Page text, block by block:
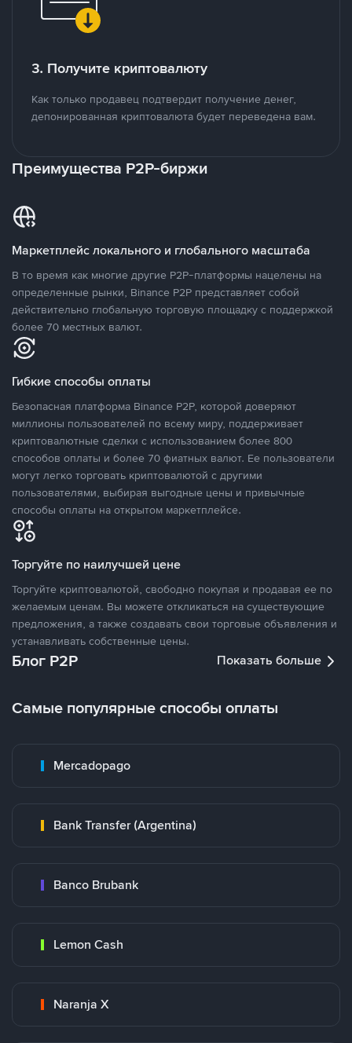
3. Получите криптовалюту
Как только продавец подтвердит получение денег,
депонированная криптовалюта будет переведена вам.
Преимущества P2P-биржи
Маркетплейс локального и глобального масштаба
В то время как многие другие P2P-платформы нацелены на
определенные рынки, Binance P2P представляет собой
действительно глобальную торговую площадку с поддержкой
более 70 местных валют.
Гибкие способы оплаты
Безопасная платформа Binance P2P, которой доверяют
миллионы пользователей по всему миру, поддерживает
криптовалютные сделки с использованием более 800
способов оплаты и более 70 фиатных валют. Ее пользователи
могут легко торговать криптовалютой с другими
пользователями, выбирая выгодные цены и привычные
способы оплаты на открытом маркетплейсе.
Торгуйте по наилучшей цене
Торгуйте криптовалютой, свободно покупая и продавая ее по
желаемым ценам. Вы можете откликаться на существующие
предложения, а также создавать свои торговые объявления и
устанавливать собственные цены.
Блог P2P Показать больше
Самые популярные способы оплаты
Mercadopago
Bank Transfer (Argentina)
Banco Brubank
Lemon Cash
Naranja X